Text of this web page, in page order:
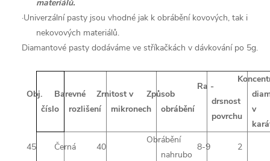
materiálů.
·Univerzální pasty jsou vhodné jak k obrábění kovových, tak i
nekovových materiálů.
Diamantové pasty dodáváme ve stříkačkách v dávkování po 5g.
Obj.
číslo
Barevné
rozlišení
Zrnitost v
mikronech
Způsob
obrábění
Ra -
drsnost
povrchu
v
45
Černá 40
Obrábění
nahrubo
8-9 2